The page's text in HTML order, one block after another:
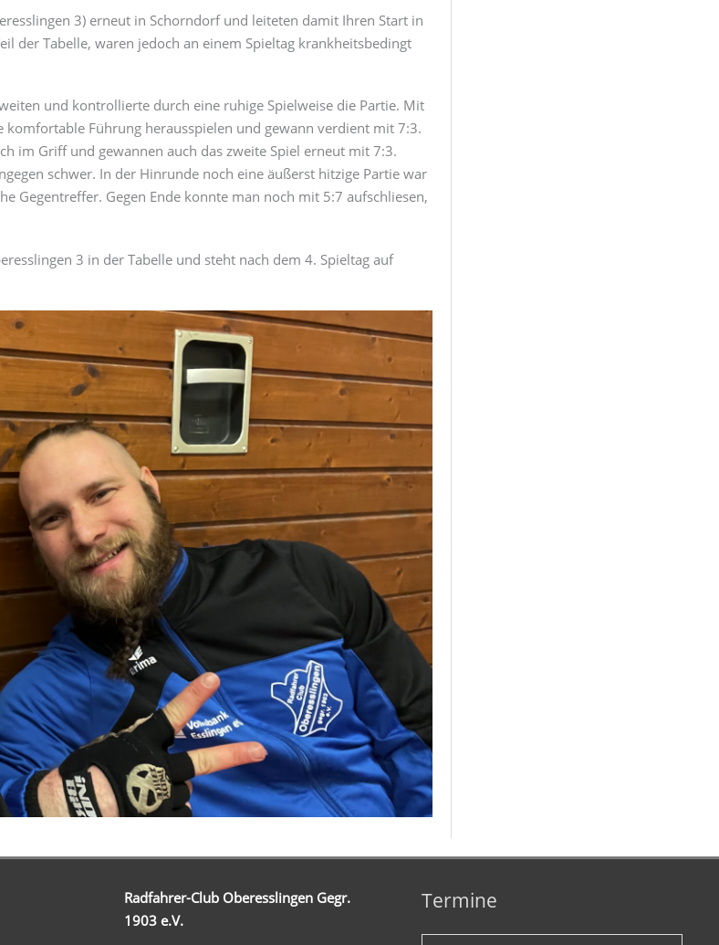
3) erneut in Schorndorf und leiteten damit Ihren Start in
der Tabelle, waren jedoch an einem Spieltag krankheitsbedingt
und kontrollierte durch eine ruhige Spielweise die Partie. Mit
Führung herausspielen und gewann verdient mit 7:3.
im Griff und gewannen auch das zweite Spiel erneut mit 7:3.
schwer. In der Hinrunde noch eine äußerst hitzige Partie war
Gegentreffer. Gegen Ende konnte man noch mit 5:7 aufschliesen,
3 in der Tabelle und steht nach dem 4. Spieltag auf
Radfahrer-Club Oberesslingen Gegr.
1903 e.V.
Termine